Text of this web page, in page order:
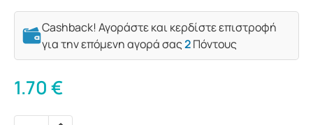
Cashback! Αγοράστε και κερδίστε επιστροφή
για την επόμενη αγορά σας2Πόντους
1.70€